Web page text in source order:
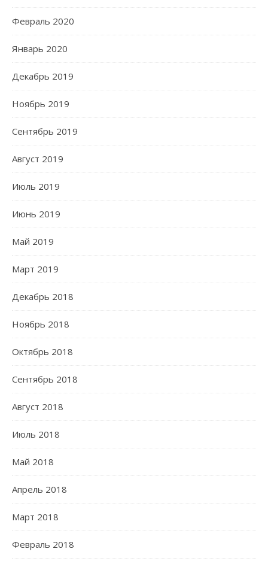
Февраль 2020
Январь 2020
Декабрь 2019
Ноябрь 2019
Сентябрь 2019
Август 2019
Июль 2019
Июнь 2019
Май 2019
Март 2019
Декабрь 2018
Ноябрь 2018
Октябрь 2018
Сентябрь 2018
Август 2018
Июль 2018
Май 2018
Апрель 2018
Март 2018
Февраль 2018